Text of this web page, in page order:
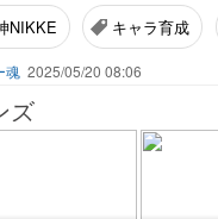
NIKKE キャラ育成
魂 2025/05/20 08:06
ズ